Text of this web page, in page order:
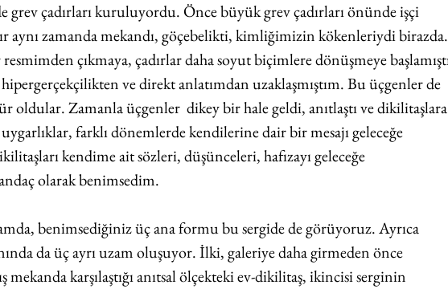
çadırları kuruluyordu. Önce büyük grev çadırları önünde işçi
aynı zamanda mekandı, göçebelikti, kimliğimizin kökenleriydi birazda.
çıkmaya, çadırlar daha soyut biçimlere dönüşmeye
ve direkt anlatımdan uzaklaşmıştım. Bu üçgenler de
oldular. Zamanla üçgenler  dikey bir hale geldi, anıtlaştı ve dikilitaşlara
farklı dönemlerde kendilerine dair bir mesajı geleceğe
kendime ait sözleri, düşünceleri, hafızayı geleceğe
olarak benimsedim.
benimsediğiniz üç ana formu bu sergide de görüyoruz. Ayrıca
da üç ayrı uzam oluşuyor. İlki, galeriye daha girmeden önce
mekanda karşılaştığı anıtsal ölçekteki ev-dikilitaş, ikincisi serginin